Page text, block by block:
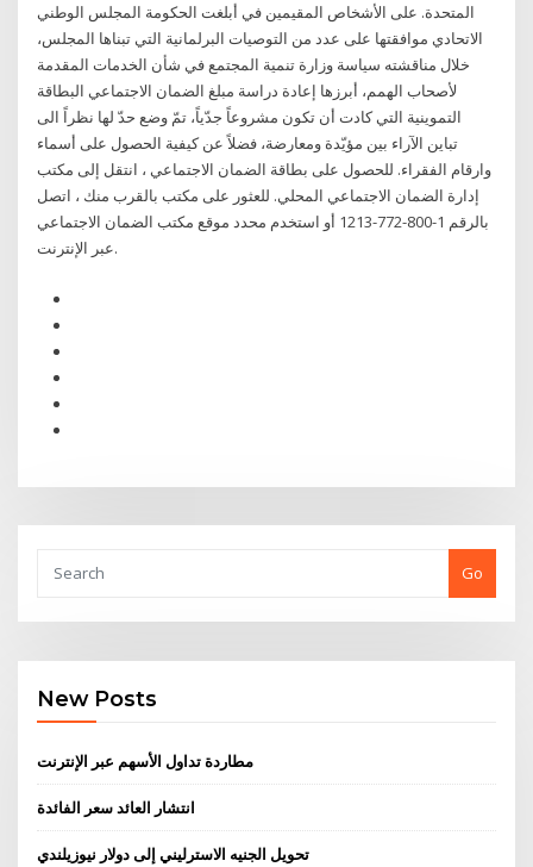
المتحدة. على الأشخاص المقيمين في أبلغت الحكومة المجلس الوطني
الاتحادي موافقتها على عدد من التوصيات البرلمانية التي تبناها المجلس،
خلال مناقشته سياسة وزارة تنمية المجتمع في شأن الخدمات المقدمة
لأصحاب الهمم، أبرزها إعادة دراسة مبلغ الضمان الاجتماعي البطاقة
التموينية التي كادت أن تكون مشروعاً جدّياً، تمّ وضع حدّ لها نظراً الى
تباين الآراء بين مؤيّدة ومعارضة، فضلاً عن كيفية الحصول على أسماء
وارقام الفقراء. للحصول على بطاقة الضمان الاجتماعي ، انتقل إلى مكتب
إدارة الضمان الاجتماعي المحلي. للعثور على مكتب بالقرب منك ، اتصل
بالرقم 1-800-772-1213 أو استخدم محدد موقع مكتب الضمان الاجتماعي
عبر الإنترنت.
Go
New Posts
مطاردة تداول الأسهم عبر الإنترنت
انتشار العائد سعر الفائدة
تحويل الجنيه الاسترليني إلى دولار نيوزيلندي